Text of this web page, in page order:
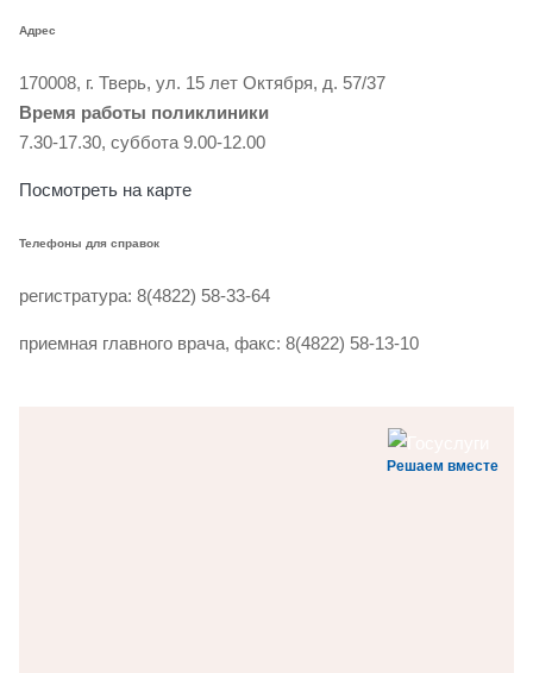
Адрес
170008, г. Тверь, ул. 15 лет Октября, д. 57/37
Время работы поликлиники
7.30-17.30, суббота 9.00-12.00
Посмотреть на карте
Телефоны для справок
регистратура: 8(4822) 58-33-64
приемная главного врача, факс: 8(4822) 58-13-10
Решаем вместе